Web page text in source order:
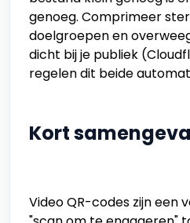
genoeg. Comprimeer
doelgroepen en
dicht bij je publiek
regelen dit beide
Kort
Video QR-codes zijn een